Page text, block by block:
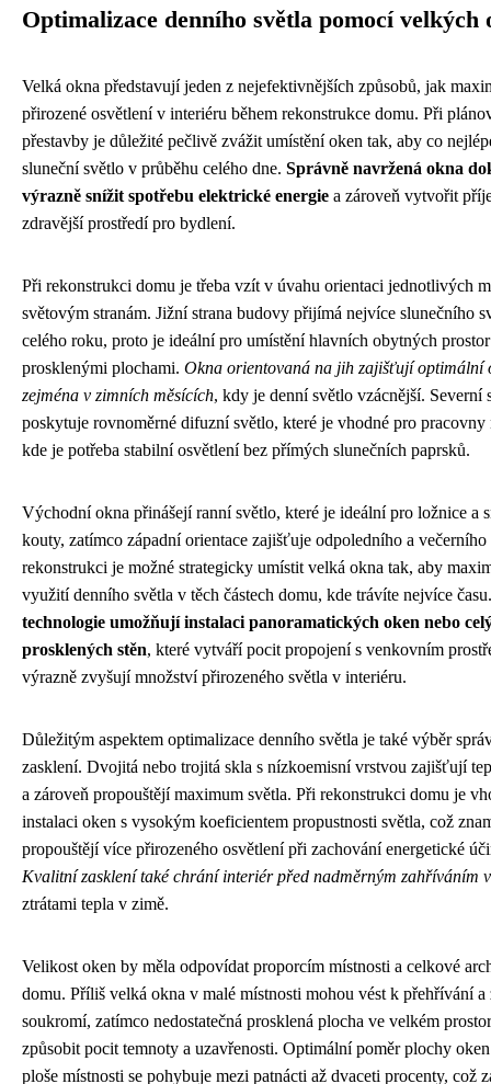
Optimalizace denního světla pomocí velkých
Velká okna představují jeden z nejefektivnějších způsobů, jak
přirozené osvětlení v interiéru během rekonstrukce domu. Při
přestavby je důležité pečlivě zvážit umístění oken tak, aby co
sluneční světlo v průběhu celého dne. Správně navržená okna
výrazně snížit spotřebu elektrické energie a zároveň vytvořit
zdravější prostředí pro bydlení.
Při rekonstrukci domu je třeba vzít v úvahu orientaci jednotlivých
světovým stranám. Jižní strana budovy přijímá nejvíce slunečního
celého roku, proto je ideální pro umístění hlavních obytných
prosklenými plochami. Okna orientovaná na jih zajišťují optimální
zejména v zimních měsících, kdy je denní světlo vzácnější. Severní
poskytuje rovnoměrné difuzní světlo, které je vhodné pro pracovny
kde je potřeba stabilní osvětlení bez přímých slunečních paprsků.
Východní okna přinášejí ranní světlo, které je ideální pro ložnice a
kouty, zatímco západní orientace zajišťuje odpoledního a večerního
rekonstrukci je možné strategicky umístit velká okna tak, aby
využití denního světla v těch částech domu, kde trávíte nejvíce
technologie umožňují instalaci panoramatických oken nebo
prosklených stěn, které vytváří pocit propojení s venkovním
výrazně zvyšují množství přirozeného světla v interiéru.
Důležitým aspektem optimalizace denního světla je také výběr
zasklení. Dvojitá nebo trojitá skla s nízkoemisní vrstvou zajišťují
a zároveň propouštějí maximum světla. Při rekonstrukci domu je
instalaci oken s vysokým koeficientem propustnosti světla, což
propouštějí více přirozeného osvětlení při zachování energetické
Kvalitní zasklení také chrání interiér před nadměrným zahříváním
ztrátami tepla v zimě.
Velikost oken by měla odpovídat proporcím místnosti a celkové
domu. Příliš velká okna v malé místnosti mohou vést k přehřívání a
soukromí, zatímco nedostatečná prosklená plocha ve velkém
způsobit pocit temnoty a uzavřenosti. Optimální poměr plochy
ploše místnosti se pohybuje mezi patnácti až dvaceti procenty, což